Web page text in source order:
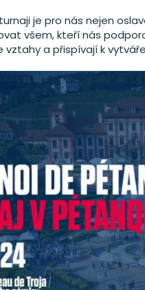
je pro nás nejen
všem, kteří nás
vztahy a přispívají k